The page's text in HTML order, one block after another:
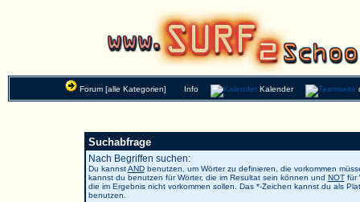
Forum [alle Kategorien] Info Kalender
Suchabfrage
Nach Begriffen suchen:
Du kannstANDbenutzen, um Wörter zu definieren, die vorkommen
kannst du benutzen für Wörter, die im Resultat sein können und NOTfür
die im Ergebnis nicht vorkommen sollen. Das *-Zeichen kannst du als
benutzen.